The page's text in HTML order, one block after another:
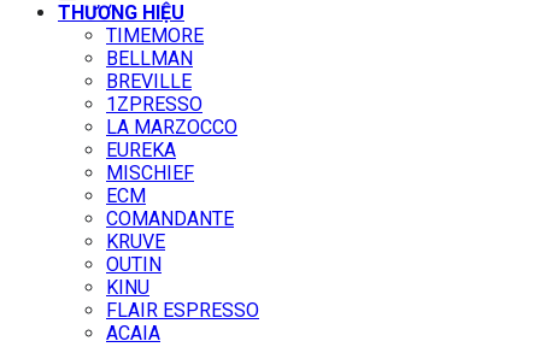
THƯƠNG HIỆU
TIMEMORE
BELLMAN
BREVILLE
1ZPRESSO
LA MARZOCCO
EUREKA
MISCHIEF
ECM
COMANDANTE
KRUVE
OUTIN
KINU
FLAIR ESPRESSO
ACAIA